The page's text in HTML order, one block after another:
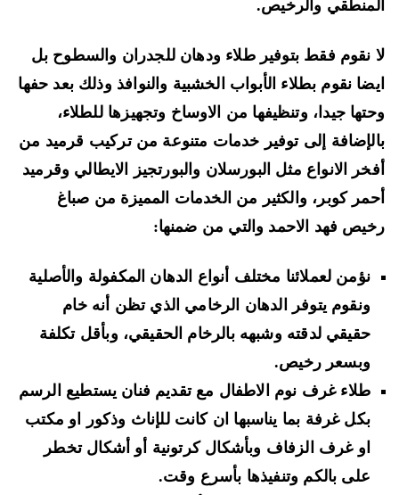
والرخيص.
نقوم فقط بتوفير طلاء ودهان للجدران والسطوح بل
نقوم بطلاء الأبواب الخشبية والنوافذ وذلك بعد حفها
جيدا، وتنظيفها من الاوساخ وتجهيزها للطلاء،
إلى توفير خدمات متنوعة من تركيب قرميد من
الانواع مثل البورسلان والبورتجيز الايطالي وقرميد
كوبر، والكثير من الخدمات المميزة من صباغ
فهد الاحمد والتي من ضمنها:
نؤمن لعملائنا مختلف أنواع الدهان المكفولة والأصلية
ونقوم يتوفر الدهان الرخامي الذي تظن أنه خام
حقيقي لدقته وشبهه بالرخام الحقيقي، وبأقل تكلفة
وبسعر رخيص.
طلاء غرف نوم الاطفال مع تقديم فنان يستطيع الرسم
بكل غرفة بما يناسبها ان كانت للإناث وذكور او مكتب
او غرف الزفاف وبأشكال كرتونية أو أشكال تخطر
على بالكم وتنفيذها بأسرع وقت.